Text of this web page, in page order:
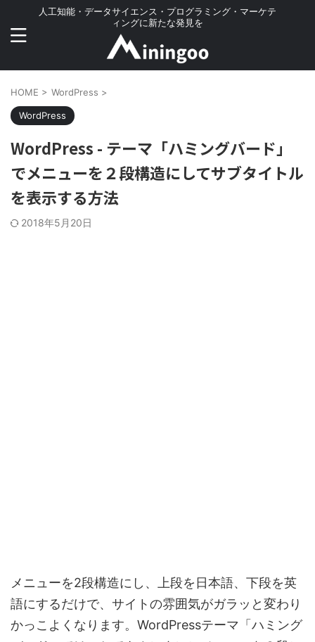
人工知能・データサイエンス・プログラミング・マーケテ
ィングに新たな発見を
HOME > WordPress >
WordPress
WordPress - テーマ「ハミングバード」
でメニューを２段構造にしてサブタイトル
を表示する方法
2018年5月20日
メニューを2段構造にし、上段を日本語、下段を英
語にするだけで、サイトの雰囲気がガラッと変わり
かっこよくなります。WordPressテーマ「ハミング